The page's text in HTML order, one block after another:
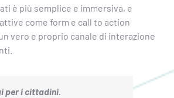
è più semplice e immersiva, e
come form e call to action
vero e proprio canale di interazione
per i cittadini.